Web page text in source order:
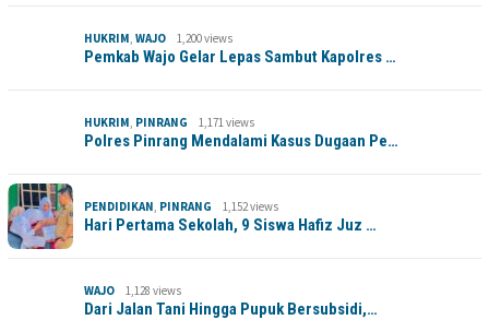
HUKRIM WAJO 1,200 views
Pemkab Wajo Gelar Lepas Sambut Kapolres …
HUKRIM PINRANG 1,171 views
Polres Pinrang Mendalami Kasus Dugaan Pe…
PENDIDIKAN PINRANG 1,152 views
Hari Pertama Sekolah, 9 Siswa Hafiz Juz …
WAJO 1,128 views
Dari Jalan Tani Hingga Pupuk Bersubsidi,…